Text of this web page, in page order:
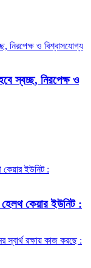
স্বচ্ছ, নিরপেক্ষ ও
কেয়ার ইউনিট :